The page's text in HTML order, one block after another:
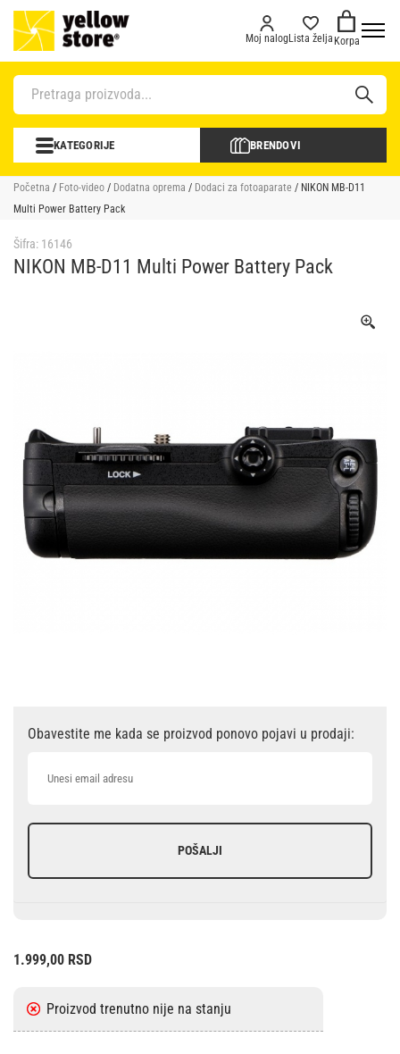
Moj nalogLista želja Korpa
KATEGORIJE BRENDOVI
Početna / Foto-video / Dodatna oprema / Dodaci za fotoaparate / NIKON MB-D11
Multi Power Battery Pack
Šifra: 16146
NIKON MB-D11 Multi Power Battery Pack
1.999,00 RSD
Obavestite me kada se proizvod ponovo pojavi u prodaji:
POŠALJI